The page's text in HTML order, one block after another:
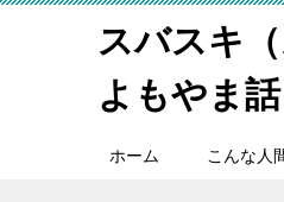
スバスキ
よもやま話
ホーム こんな人